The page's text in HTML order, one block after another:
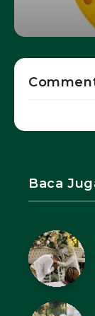
Baca